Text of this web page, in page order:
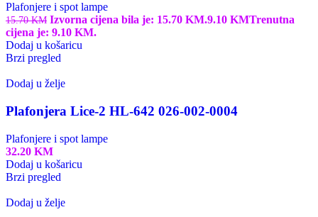
Plafonjere i spot lampe
15.70KM Izvorna cijena bila je: 15.70 KM.9.10 KMTrenutna
cijena je: 9.10 KM.
Dodaj u košaricu
Brzi pregled
Dodaj u želje
Plafonjera Lice-2 HL-642 026-002-0004
Plafonjere i spot lampe
32.20 KM
Dodaj u košaricu
Brzi pregled
Dodaj u želje